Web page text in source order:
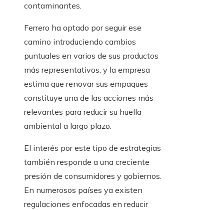
contaminantes.
Ferrero ha optado por seguir ese
camino introduciendo cambios
puntuales en varios de sus productos
más representativos, y la empresa
estima que renovar sus empaques
constituye una de las acciones más
relevantes para reducir su huella
ambiental a largo plazo.
El interés por este tipo de estrategias
también responde a una creciente
presión de consumidores y gobiernos.
En numerosos países ya existen
regulaciones enfocadas en reducir